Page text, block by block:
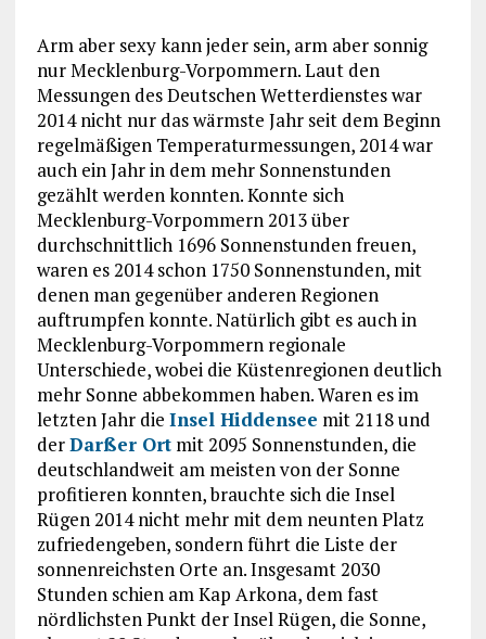
Arm aber sexy kann jeder sein, arm aber sonnig
nur Mecklenburg-Vorpommern. Laut den
Messungen des Deutschen Wetterdienstes war
2014 nicht nur das wärmste Jahr seit dem Beginn
regelmäßigen Temperaturmessungen, 2014 war
auch ein Jahr in dem mehr Sonnenstunden
gezählt werden konnten. Konnte sich
Mecklenburg-Vorpommern 2013 über
durchschnittlich 1696 Sonnenstunden freuen,
waren es 2014 schon 1750 Sonnenstunden, mit
denen man gegenüber anderen Regionen
auftrumpfen konnte. Natürlich gibt es auch in
Mecklenburg-Vorpommern regionale
Unterschiede, wobei die Küstenregionen deutlich
mehr Sonne abbekommen haben. Waren es im
letzten Jahr die Insel Hiddensee mit 2118 und
derDarßer Ortmit 2095 Sonnenstunden, die
deutschlandweit am meisten von der Sonne
profitieren konnten, brauchte sich die Insel
Rügen 2014 nicht mehr mit dem neunten Platz
zufriedengeben, sondern führt die Liste der
sonnenreichsten Orte an. Insgesamt 2030
Stunden schien am Kap Arkona, dem fast
nördlichsten Punkt der Insel Rügen, die Sonne,